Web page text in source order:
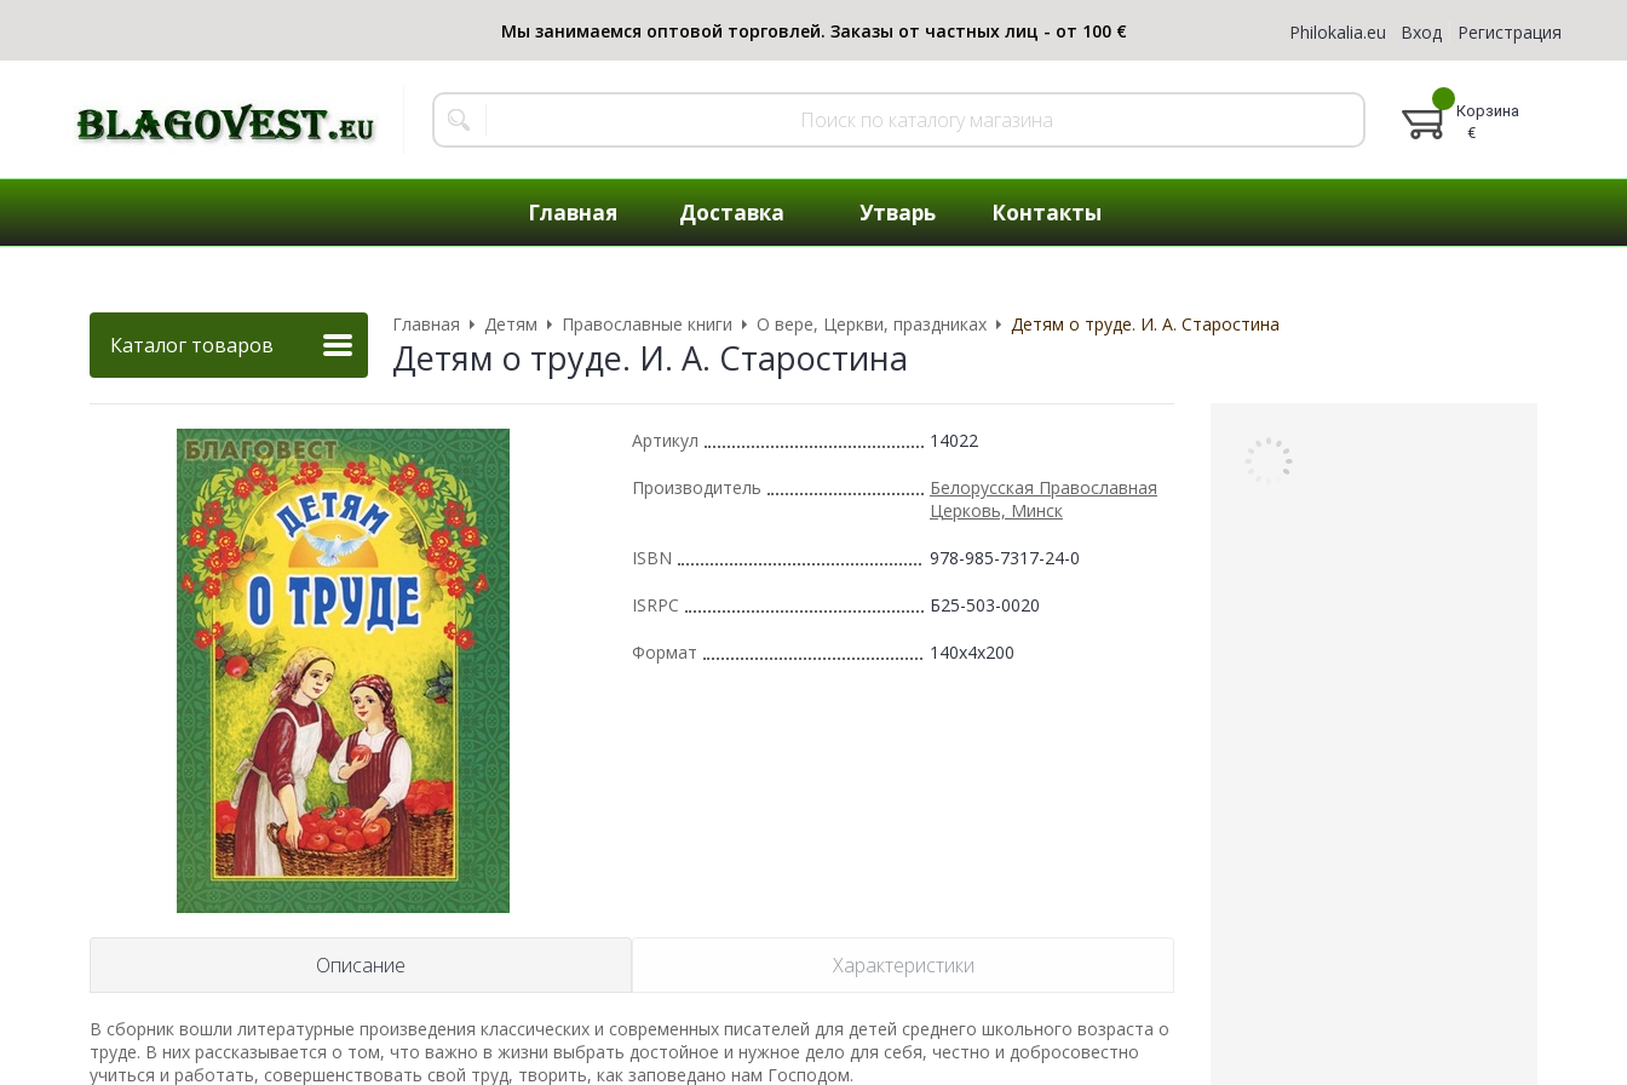
Philokalia.eu Вход Регистрация
Корзина
€
Главная Доставка Утварь Контакты
Каталог товаров
Главная Детям Православные книги О вере, Церкви, праздниках Детям о труде. И. А. Старостина
Детям о труде. И. А. Старостина
Артикул 14022
Производитель
Белорусская Православная
Церковь, Минск
ISBN 978-985-7317-24-0
ISRPC Б25-503-0020
Формат 140x4x200
Описание Характеристики
В сборник вошли литературные произведения классических и современных писателей для детей среднего школьного возраста о
труде. В них рассказывается о том, что важно в жизни выбрать достойное и нужное дело для себя, честно и добросовестно
учиться и работать, совершенствовать свой труд, творить, как заповедано нам Господом.